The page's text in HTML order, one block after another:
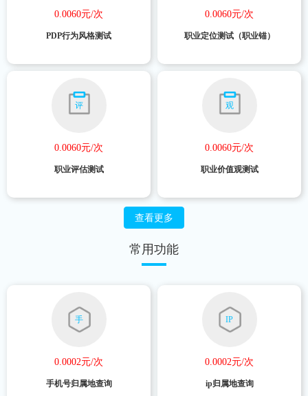
0.0060元/次
PDP行为风格测试
0.0060元/次
职业定位测试（职业锚）
评
0.0060元/次
职业评估测试
观
0.0060元/次
职业价值观测试
查看更多
常用功能
手
0.0002元/次
手机号归属地查询
IP
0.0002元/次
ip归属地查询